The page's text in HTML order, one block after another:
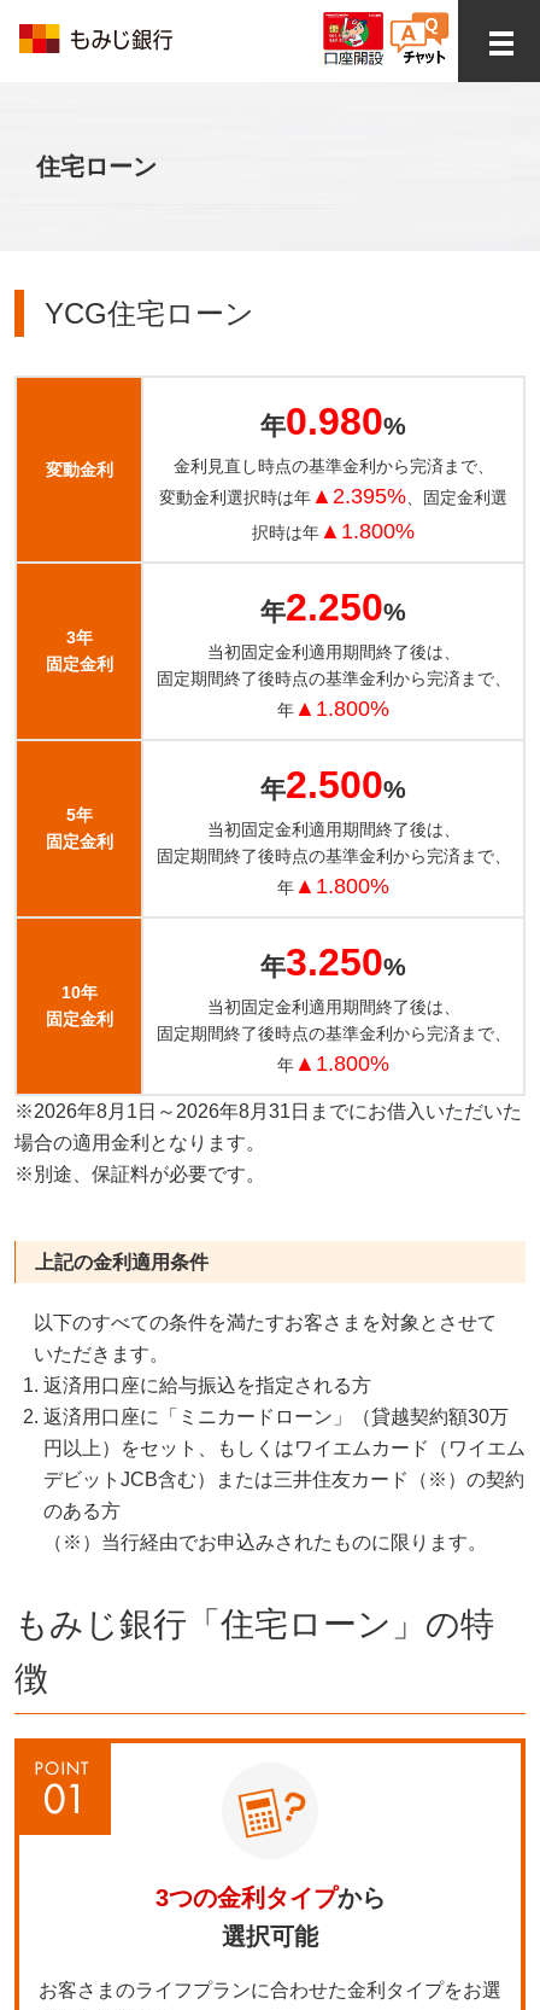
住宅ローン
YCG住宅ローン
変動金利
年0.980%
金利見直し時点の基準金利から完済まで、
変動金利選択時は年▲2.395% 、固定金利選
択時は年▲1.800%
3年
固定金利
年2.250%
当初固定金利適用期間終了後は、
固定期間終了後時点の基準金利から完済まで、
年▲1.800%
5年
固定金利
年2.500%
当初固定金利適用期間終了後は、
固定期間終了後時点の基準金利から完済まで、
年▲1.800%
10年
固定金利
年3.250%
当初固定金利適用期間終了後は、
固定期間終了後時点の基準金利から完済まで、
年▲1.800%
※2026年8月1日～2026年8月31日までにお借入いただいた
場合の適用金利となります。
※別途、保証料が必要です。
上記の金利適用条件
以下のすべての条件を満たすお客さまを対象とさせて
いただきます。
返済用口座に給与振込を指定される方
返済用口座に「ミニカードローン」（貸越契約額30万
円以上）をセット、もしくはワイエムカード（ワイエム
デビットJCB含む）または三井住友カード（※）の契約
のある方
（※）当行経由でお申込みされたものに限ります。
もみじ銀行「住宅ローン」の特
徴
3つの金利タイプから
選択可能
お客さまのライフプランに合わせた金利タイプをお選